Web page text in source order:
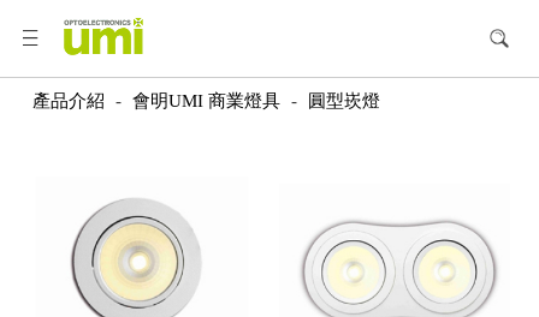
產品介紹 - 會明UMI 商業燈具 - 圓型崁燈